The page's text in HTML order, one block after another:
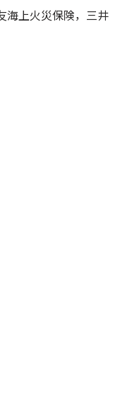
海上火災保険，三井